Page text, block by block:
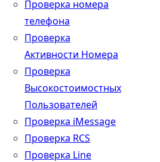
Проверка номера
телефона
Проверка
Активности Номера
Проверка
Высокостоимостных
Пользователей
Проверка iMessage
Проверка RCS
Проверка Line